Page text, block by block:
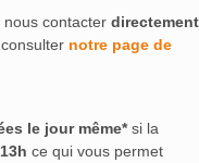
contacter directement
consulter notre page de
le jour même*si la
ce qui vous permet